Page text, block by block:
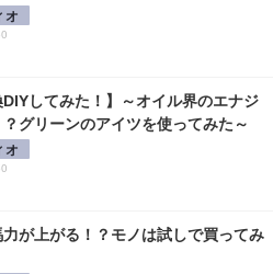
オ
DIYしてみた！】～オイル界のエナジ
グリーンのアイツを使ってみた～
オ
が上がる！？モノは試しで買ってみ